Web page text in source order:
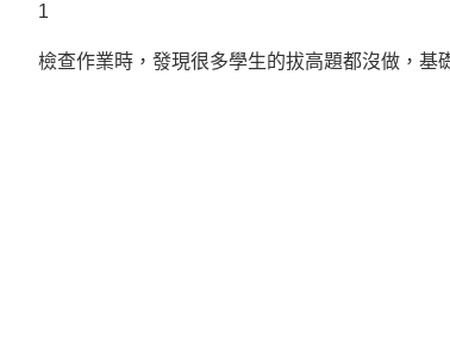
1
檢查作業時，發現很多學生的拔高題都沒做，基